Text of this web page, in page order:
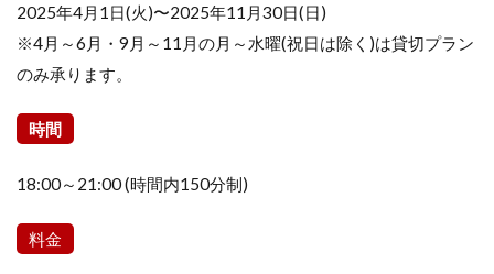
2025年4月1日(火)〜2025年11月30日(日)
※4月～6月・9月～11月の月～水曜(祝日は除く)は貸切プラン
のみ承ります。
時間
18:00～21:00 (時間内150分制)
料金